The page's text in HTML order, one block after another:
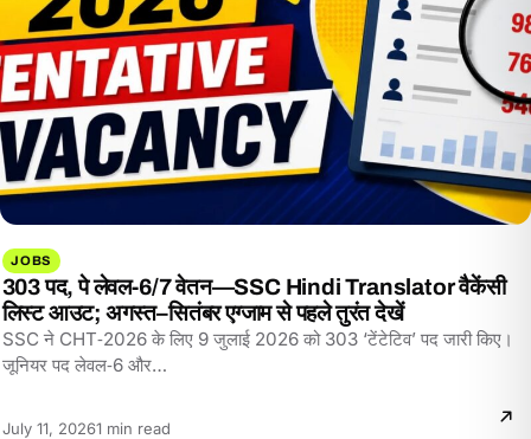
JOBS
303 पद, पे लेवल‑6/7 वेतन—SSC Hindi Translator वैकेंसी
लिस्ट आउट; अगस्त–सितंबर एग्जाम से पहले तुरंत देखें
SSC ने CHT‑2026 के लिए 9 जुलाई 2026 को 303 ‘टेंटेटिव’ पद जारी किए।
जूनियर पद लेवल‑6 और…
July 11, 2026Reading
1 min read